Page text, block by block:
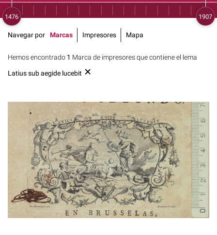
Hemos encontrado 1 Marca de impresores que contiene el lema
Latius sub aegide lucebit
Navegar por Marcas Impresores Mapa